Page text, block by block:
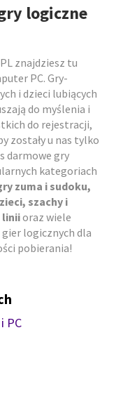
logiczne
znajdziesz tu
PC. Gry-
i dzieci lubiących
do myślenia i
do rejestracji,
zostały u nas tylko
darmowe gry
kategoriach
zuma i sudoku,
szachy i
liniioraz wiele
logicznych dla
pobierania!
PC